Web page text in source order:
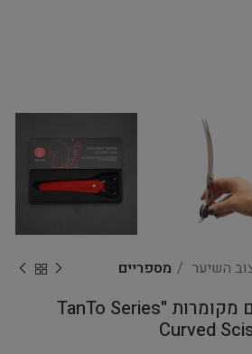
השיער מספריים
YENTO – מספריים מקומרות "TanTo Series
Curved